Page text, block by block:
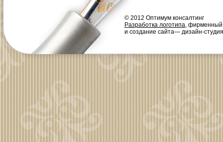
© 2012 Оптимум консалтинг
Разработка логотипа, фирменный
и создание сайта— дизайн-